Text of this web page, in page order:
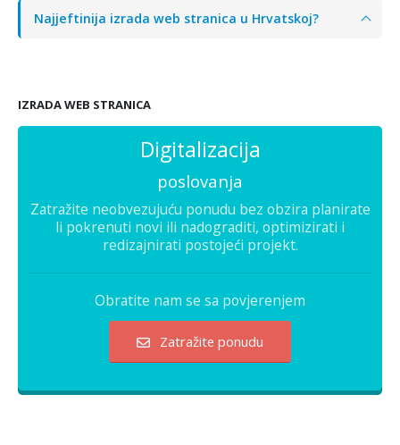
Najjeftinija izrada web stranica u Hrvatskoj?
IZRADA WEB STRANICA
Digitalizacija
poslovanja
Zatražite neobvezujuću ponudu bez obzira planirate
li pokrenuti novi ili nadograditi, optimizirati i
redizajnirati postojeći projekt.
Obratite nam se sa povjerenjem
Zatražite ponudu